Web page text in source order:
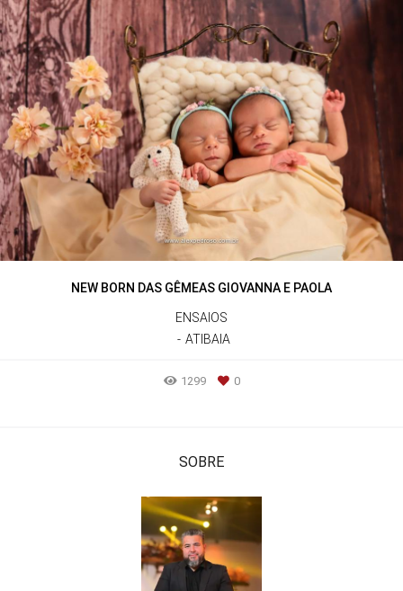
NEW BORN DAS GÊMEAS GIOVANNA E PAOLA
ENSAIOS
ATIBAIA
1299 0
SOBRE